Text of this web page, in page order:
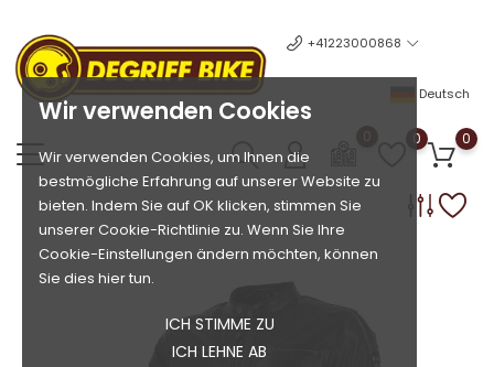
Wir verwenden Cookies
Wir verwenden Cookies, um Ihnen die
bestmögliche Erfahrung auf unserer Website zu
bieten. Indem Sie auf OK klicken, stimmen Sie
unserer Cookie-Richtlinie zu. Wenn Sie Ihre
Cookie-Einstellungen ändern möchten, können
Sie dies hier tun.
ICH STIMME ZU
ICH LEHNE AB
+41223000868
Deutsch
0 0